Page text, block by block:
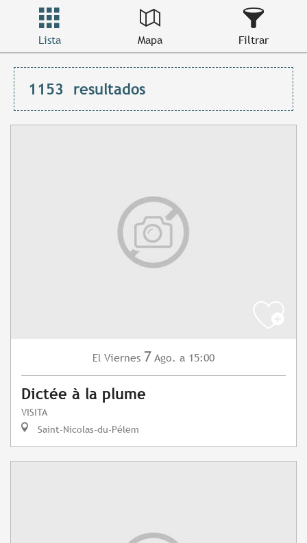
Lista Mapa Filtrar
1153 resultados
El Viernes 7 Ago. a 15:00
Dictée à la plume
VISITA
Saint-Nicolas-du-Pélem